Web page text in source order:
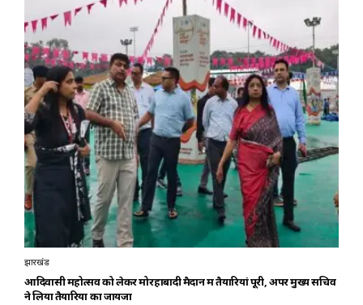
झारखंड
आदिवासी महोत्सव को लेकर मोरहाबादी मैदान में तैयारियां पूरी, अपर मुख्य सचिव
ने लिया तैयारियों का जायजा